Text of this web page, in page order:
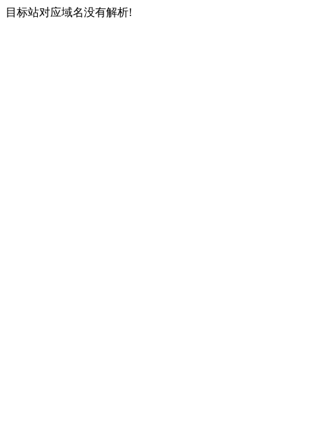
目标站对应域名没有解析!